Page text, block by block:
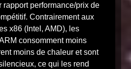
rapport performance/prix de
Contrairement aux
x86 (Intel, AMD), les
consomment moins
moins de chaleur et sont
ce qui les rend